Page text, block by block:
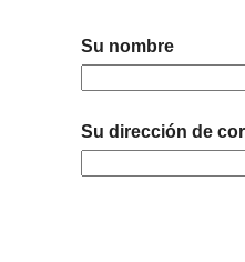
Su nombre
Su dirección de